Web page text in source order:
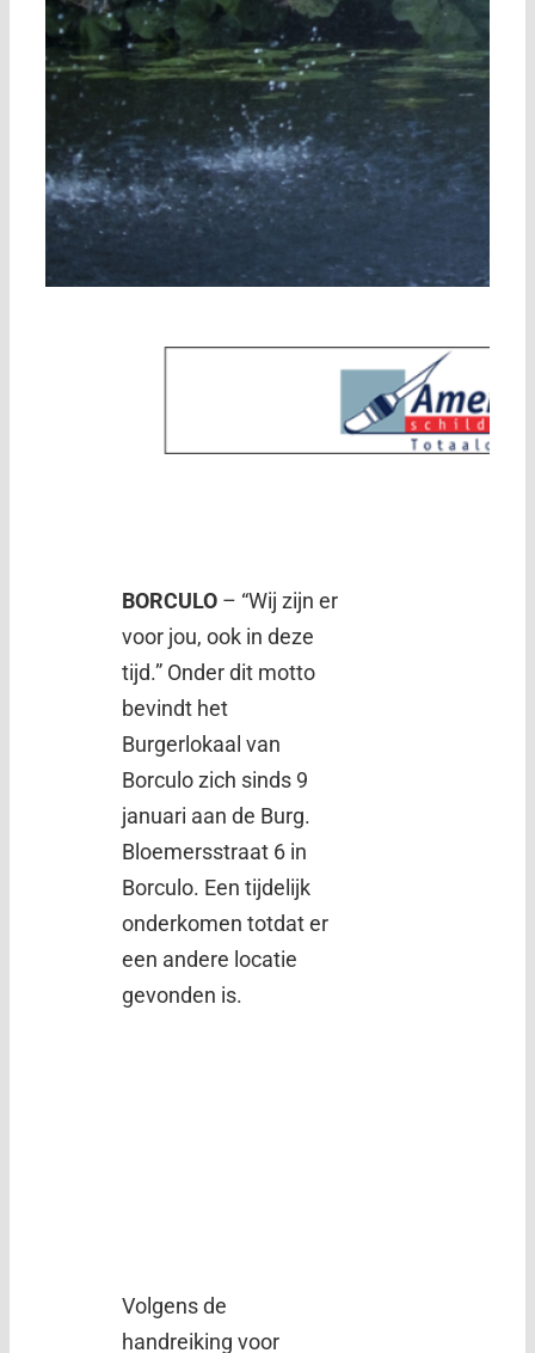
BORCULO – “Wij zijn er
voor jou, ook in deze
tijd.” Onder dit motto
bevindt het
Burgerlokaal van
Borculo zich sinds 9
januari aan de Burg.
Bloemersstraat 6 in
Borculo. Een tijdelijk
onderkomen totdat er
een andere locatie
gevonden is.
Volgens de
handreiking voor